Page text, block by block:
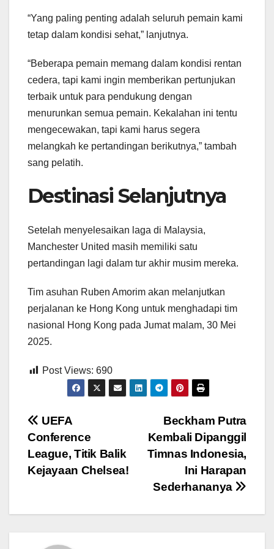
“Yang paling penting adalah seluruh pemain kami
tetap dalam kondisi sehat,” lanjutnya.
“Beberapa pemain memang dalam kondisi rentan
cedera, tapi kami ingin memberikan pertunjukan
terbaik untuk para pendukung dengan
menurunkan semua pemain. Kekalahan ini tentu
mengecewakan, tapi kami harus segera
melangkah ke pertandingan berikutnya,” tambah
sang pelatih.
Destinasi Selanjutnya
Setelah menyelesaikan laga di Malaysia,
Manchester United masih memiliki satu
pertandingan lagi dalam tur akhir musim mereka.
Tim asuhan Ruben Amorim akan melanjutkan
perjalanan ke Hong Kong untuk menghadapi tim
nasional Hong Kong pada Jumat malam, 30 Mei
2025.
Post Views: 690
Post
navigation
Beckham Putra
Kembali Dipanggil
Timnas Indonesia,
Ini Harapan
Sederhananya
UEFA
Conference
League, Titik Balik
Kejayaan Chelsea!